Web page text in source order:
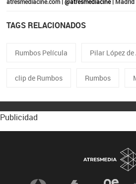
TAGS RELACIONADOS
Rumbos Película Pilar López de
clip de Rumbos Rumbos
Publicidad